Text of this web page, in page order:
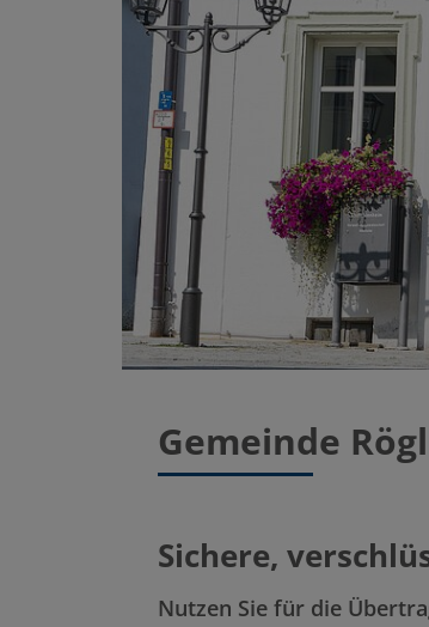
Gemeinde
Sichere,
Nutzen Sie für die